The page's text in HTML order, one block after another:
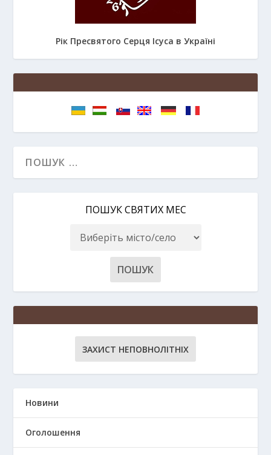
Рік Пресвятого Серця Ісуса в Україні
ПОШУК СВЯТИХ МЕС
ЗАХИСТ НЕПОВНОЛІТНІХ
Новини
Оголошення